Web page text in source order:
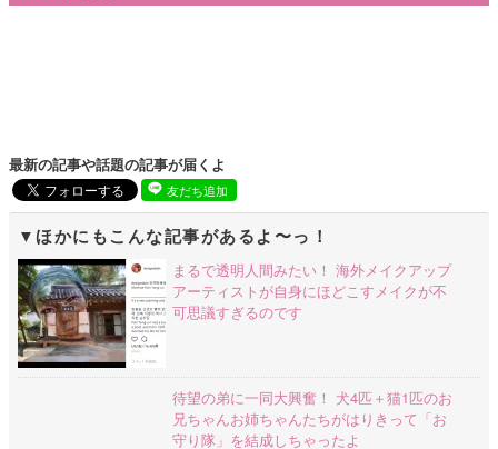
最新の記事や話題の記事が届くよ
友だち追加
ほかにもこんな記事があるよ〜っ！
まるで透明人間みたい！ 海外メイクアップ
アーティストが自身にほどこすメイクが不
可思議すぎるのです
待望の弟に一同大興奮！ 犬4匹＋猫1匹のお
兄ちゃんお姉ちゃんたちがはりきって「お
守り隊」を結成しちゃったよ